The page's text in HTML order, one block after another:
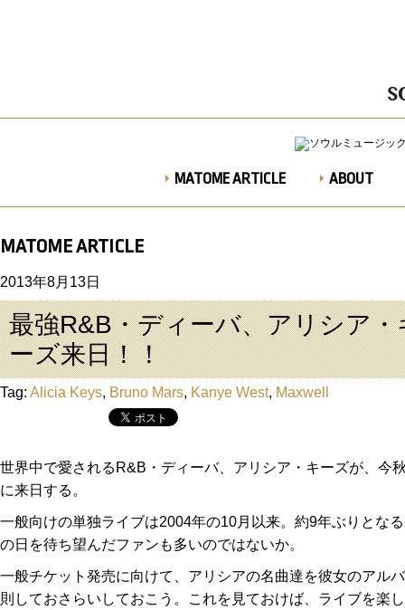
MATOME ARTICLE ABOUT
MATOME ARTICLE
2013年8月13日
最強R&B・ディーバ、アリシア・
ーズ来日！！
Tag: Alicia Keys, Bruno Mars, Kanye West, Maxwell
世界中で愛されるR&B・ディーバ、アリシア・キーズが、今
に来日する。
一般向けの単独ライブは2004年の10月以来。約9年ぶりとな
の日を待ち望んだファンも多いのではないか。
一般チケット発売に向けて、アリシアの名曲達を彼女のアル
則しておさらいしておこう。これを見ておけば、ライブを楽